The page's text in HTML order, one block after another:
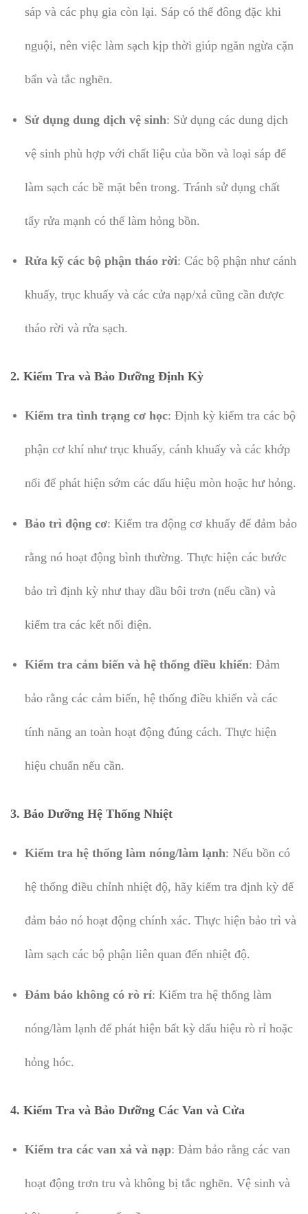
sáp và các phụ gia còn lại. Sáp có thể đông đặc khi
nguội, nên việc làm sạch kịp thời giúp ngăn ngừa cặn
bẩn và tắc nghẽn.
Sử dụng dung dịch vệ sinh: Sử dụng các dung dịch
vệ sinh phù hợp với chất liệu của bồn và loại sáp để
làm sạch các bề mặt bên trong. Tránh sử dụng chất
tẩy rửa mạnh có thể làm hỏng bồn.
Rửa kỹ các bộ phận tháo rời: Các bộ phận như cánh
khuấy, trục khuấy và các cửa nạp/xả cũng cần được
tháo rời và rửa sạch.
2. Kiểm Tra và Bảo Dưỡng Định Kỳ
Kiểm tra tình trạng cơ học: Định kỳ kiểm tra các bộ
phận cơ khí như trục khuấy, cánh khuấy và các khớp
nối để phát hiện sớm các dấu hiệu mòn hoặc hư hỏng.
Bảo trì động cơ: Kiểm tra động cơ khuấy để đảm bảo
rằng nó hoạt động bình thường. Thực hiện các bước
bảo trì định kỳ như thay dầu bôi trơn (nếu cần) và
kiểm tra các kết nối điện.
Kiểm tra cảm biến và hệ thống điều khiển: Đảm
bảo rằng các cảm biến, hệ thống điều khiển và các
tính năng an toàn hoạt động đúng cách. Thực hiện
hiệu chuẩn nếu cần.
3. Bảo Dưỡng Hệ Thống Nhiệt
Kiểm tra hệ thống làm nóng/làm lạnh: Nếu bồn có
hệ thống điều chỉnh nhiệt độ, hãy kiểm tra định kỳ để
đảm bảo nó hoạt động chính xác. Thực hiện bảo trì và
làm sạch các bộ phận liên quan đến nhiệt độ.
Đảm bảo không có rò rỉ: Kiểm tra hệ thống làm
nóng/làm lạnh để phát hiện bất kỳ dấu hiệu rò rỉ hoặc
hỏng hóc.
4. Kiểm Tra và Bảo Dưỡng Các Van và Cửa
Kiểm tra các van xả và nạp: Đảm bảo rằng các van
hoạt động trơn tru và không bị tắc nghẽn. Vệ sinh và